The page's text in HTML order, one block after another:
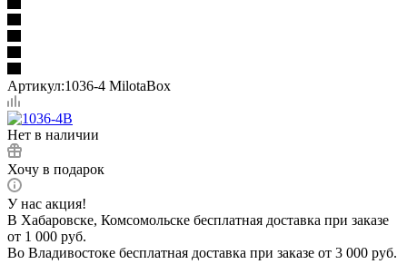
Артикул:1036-4 MilotaBox
Нет в наличии
Хочу в подарок
У нас акция!
В Хабаровске, Комсомольске бесплатная доставка при заказе
от 1 000 руб.
Во Владивостоке бесплатная доставка при заказе от 3 000 руб.